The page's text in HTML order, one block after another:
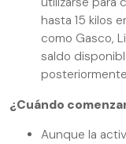
hasta 15 kilos
como Gasco,
saldo
¿Cuándo
Aunque la